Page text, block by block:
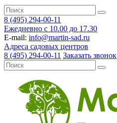
8 (495) 294-00-11
Ежедневно с 10.00 до 17.30
E-mail: info@martin-sad.ru
Адреса садовых центров
8 (495) 294-00-11 Заказать звонок